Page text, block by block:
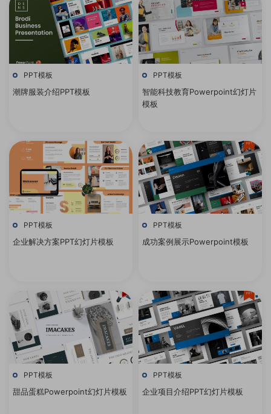
PPT模板
潮牌服装介绍PPT模板
PPT模板
智能科技教育Powerpoint幻灯片
模板
PPT模板
企业解决方案PPT幻灯片模板
PPT模板
成功案例展示Powerpoint模板
PPT模板
甜品蛋糕Powerpoint幻灯片模板
PPT模板
企业项目介绍PPT幻灯片模板